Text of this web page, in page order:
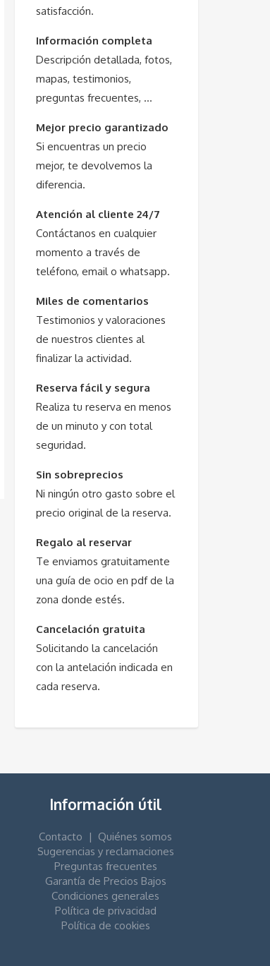
satisfacción.
Información completa
Descripción detallada, fotos,
mapas, testimonios,
preguntas frecuentes, …
Mejor precio garantizado
Si encuentras un precio
mejor, te devolvemos la
diferencia.
Atención al cliente 24/7
Contáctanos en cualquier
momento a través de
teléfono, email o whatsapp.
Miles de comentarios
Testimonios y valoraciones
de nuestros clientes al
finalizar la actividad.
Reserva fácil y segura
Realiza tu reserva en menos
de un minuto y con total
seguridad.
Sin sobreprecios
Ni ningún otro gasto sobre el
precio original de la reserva.
Regalo al reservar
Te enviamos gratuitamente
una guía de ocio en pdf de la
zona donde estés.
Cancelación gratuita
Solicitando la cancelación
con la antelación indicada en
cada reserva.
Información útil
Contacto | Quiénes somos
Sugerencias y reclamaciones
Preguntas frecuentes
Garantía de Precios Bajos
Condiciones generales
Política de privacidad
Política de cookies